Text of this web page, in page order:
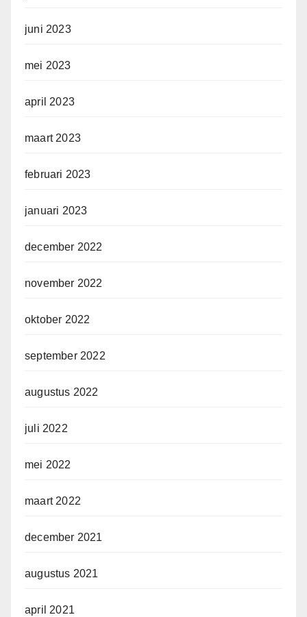
juni 2023
mei 2023
april 2023
maart 2023
februari 2023
januari 2023
december 2022
november 2022
oktober 2022
september 2022
augustus 2022
juli 2022
mei 2022
maart 2022
december 2021
augustus 2021
april 2021